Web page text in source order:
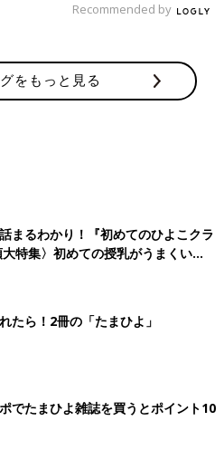
Recommended by
をもっと見る
まるわかり！『初めてのひよこクラ
特集〉初めての授乳がうまくい
ルクの基本と夏のトラブル 解決テ
たら！2冊の「たまひよ」
でたまひよ雑誌を買うとポイント10